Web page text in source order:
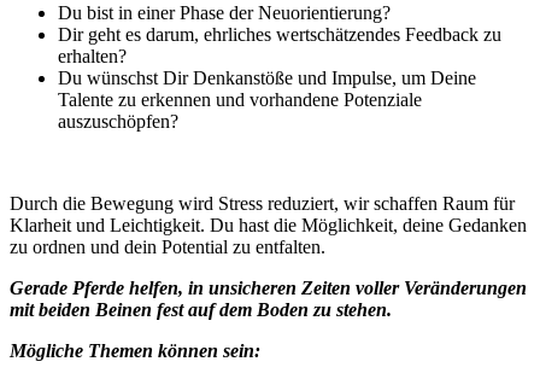
Du bist in einer Phase der Neuorientierung?
Dir geht es darum, ehrliches wertschätzendes Feedback zu
erhalten?
Du wünschst Dir Denkanstöße und Impulse, um Deine
Talente zu erkennen und vorhandene Potenziale
auszuschöpfen?​
Durch die Bewegung wird Stress reduziert, wir schaffen Raum für
Klarheit und Leichtigkeit. Du hast die Möglichkeit, deine Gedanken
zu ordnen und dein Potential zu entfalten.
Gerade Pferde helfen, in unsicheren Zeiten voller Veränderungen
mit beiden Beinen fest auf dem Boden zu stehen.
Mögliche Themen können sein: